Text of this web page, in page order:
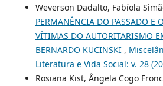
Weverson Dadalto, Fabíola
PERMANÊNCIA DO PASSADO E
VÍTIMAS DO AUTORITARISMO
BERNARDO KUCINSKI ,
Literatura e Vida Social: v. 28
Rosiana Kist, Ângela Cogo